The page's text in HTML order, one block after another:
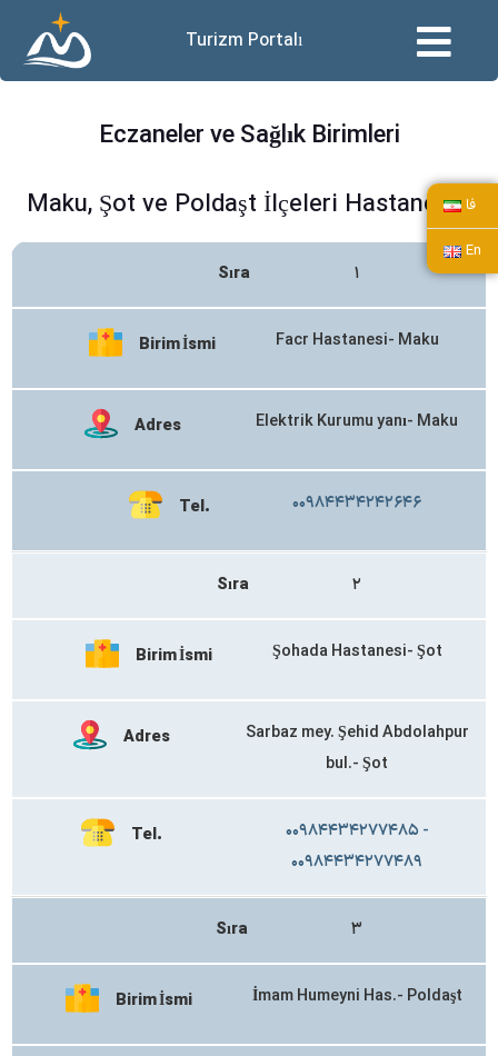
Turizm Portalı
فا
En
Eczaneler ve Sağlık Birimleri
Maku, Şot ve Poldaşt İlçeleri Hastaneleri
Sıra ۱
Birim İsmi Facr Hastanesi- Maku
Adres Elektrik Kurumu yanı- Maku
Tel. ۰۰۹۸۴۴۳۴۲۴۲۶۴۶
Sıra ۲
Birim İsmi Şohada Hastanesi- Şot
Adres
Sarbaz mey. Şehid Abdolahpur
bul.- Şot
Tel.
۰۰۹۸۴۴۳۴۲۷۷۴۸۵ -
۰۰۹۸۴۴۳۴۲۷۷۴۸۹
Sıra ۳
Birim İsmi İmam Humeyni Has.- Poldaşt